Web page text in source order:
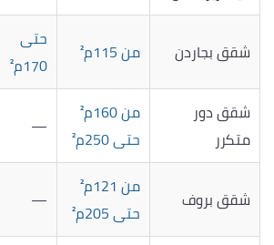
شقق بجاردن من 115م²
حتى
170م²
شقق دور
متكرر
من 160م²
حتى 250م²
—
شقق بروف
من 121م²
حتى 205م²
—